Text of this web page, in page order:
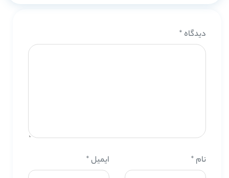
دیدگاه *
نام * ایمیل*